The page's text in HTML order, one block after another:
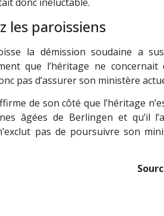
les paroissiens
la démission soudaine a
que l’héritage ne
pas d’assurer son ministère
de son côté que l’héritage
âgées de Berlingen et qu’il
pas de poursuivre son